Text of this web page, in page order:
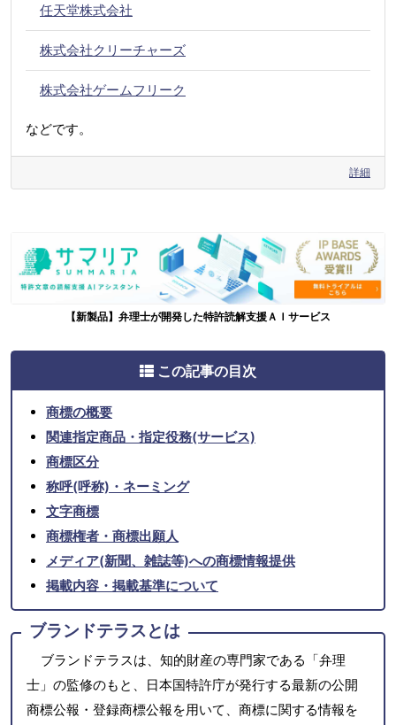
任天堂株式会社
株式会社クリーチャーズ
株式会社ゲームフリーク
などです。
詳細
【新製品】弁理士が開発した特許読解支援ＡＩサービス
この記事の目次
商標の概要
関連指定商品・指定役務(サービス)
商標区分
称呼(呼称)・ネーミング
文字商標
商標権者・商標出願人
メディア(新聞、雑誌等)への商標情報提供
掲載内容・掲載基準について
ブランドテラスとは
ブランドテラスは、知的財産の専門家である「弁理
士」の監修のもと、日本国特許庁が発行する最新の公開
商標公報・登録商標公報を用いて、商標に関する情報を